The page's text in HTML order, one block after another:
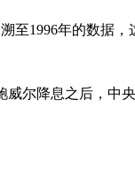
至1996年的数据
尔降息之后，中